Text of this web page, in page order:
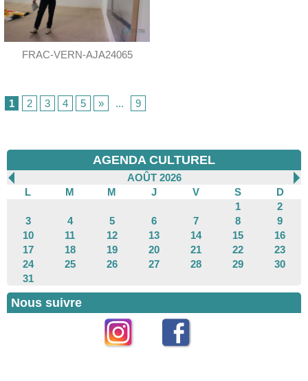
FRAC-VERN-AJA24065
1 2 3 4 5 » ... 9
AGENDA CULTUREL
AOÛT 2026
L
M M J V S
D
1
2
3
4 5 6 7 8
9
10
11 12 13 14 15
16
17
18 19 20 21 22
23
24
25 26 27 28 29
30
31
Nous suivre